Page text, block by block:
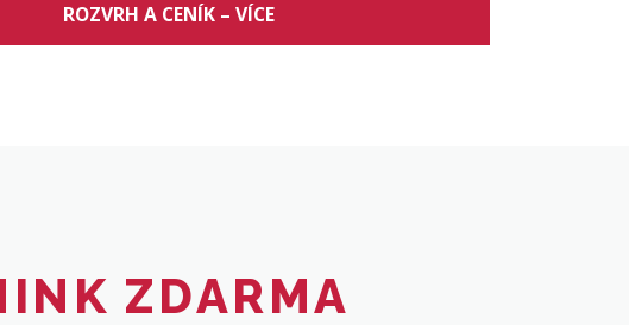
ROZVRH A CENÍK – VÍCE
ZDARMA